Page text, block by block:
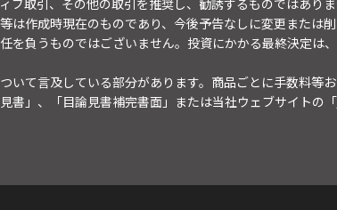
取引、その他の取引を推奨し、勧誘するものではあり
は作成時現在のものであり、今後予告なしに変更または
を負うものではございません。投資にかかる最終決定は
いて言及している部分があります。商品ごとに手数料等
書」、「目論見書補完書面」または当社ウェブサイトの「